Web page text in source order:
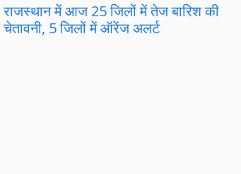
राजस्थान में आज 25 जिलों में तेज बारिश की
चेतावनी, 5 जिलों में ऑरेंज अलर्ट